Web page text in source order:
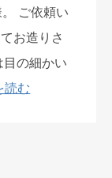
ご依頼い
お造りさ
の細かい
読む